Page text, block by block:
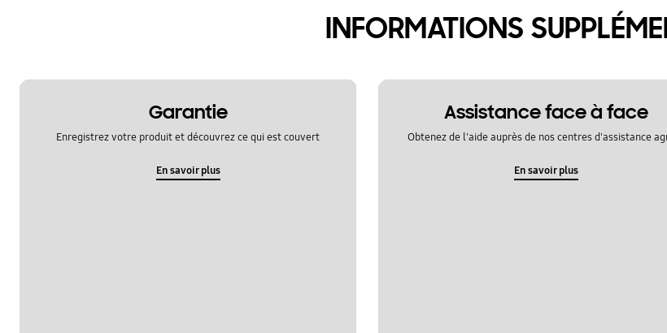
INFORMATIONS
Garantie
Enregistrez votre produit et découvrez ce qui est couvert
En savoir plus
Assistance face à face
Obtenez de l'aide auprès de nos centres d'assistance
En savoir plus